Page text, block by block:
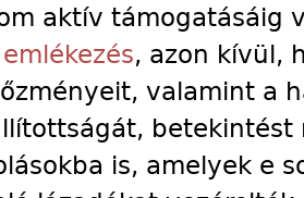
aktív támogatásáig
, azon kívül,
valamint a
betekintést
is, amelyek e